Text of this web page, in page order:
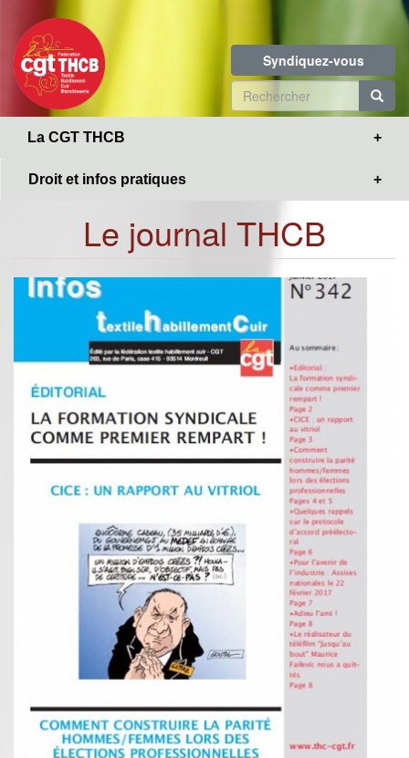
contenu
principal
Syndiquez-vous
Formulaire
de
La CGT THCB
Droit et infos pratiques
Le journal THCB